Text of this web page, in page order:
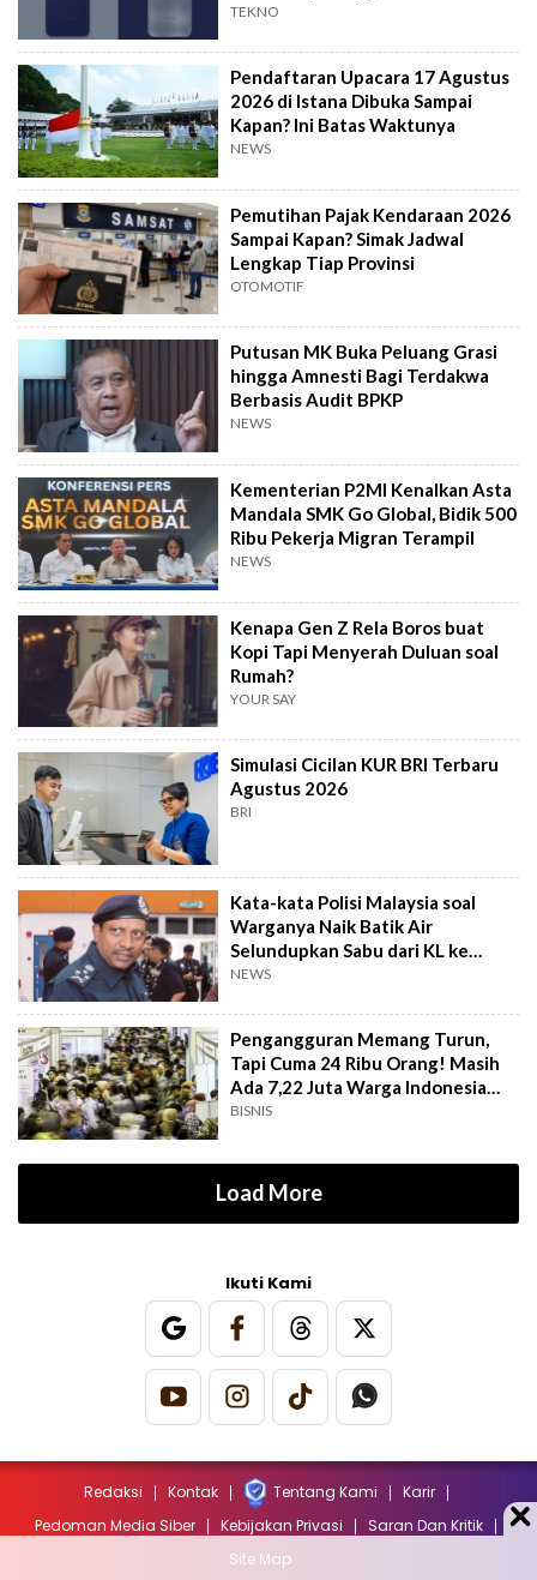
TEKNO
Pendaftaran Upacara 17 Agustus
2026 di Istana Dibuka Sampai
Kapan? Ini Batas Waktunya
NEWS
Pemutihan Pajak Kendaraan 2026
Sampai Kapan? Simak Jadwal
Lengkap Tiap Provinsi
OTOMOTIF
Putusan MK Buka Peluang Grasi
hingga Amnesti Bagi Terdakwa
Berbasis Audit BPKP
NEWS
Kementerian P2MI Kenalkan Asta
Mandala SMK Go Global, Bidik 500
Ribu Pekerja Migran Terampil
NEWS
Kenapa Gen Z Rela Boros buat
Kopi Tapi Menyerah Duluan soal
Rumah?
YOUR SAY
Simulasi Cicilan KUR BRI Terbaru
Agustus 2026
BRI
Kata-kata Polisi Malaysia soal
Warganya Naik Batik Air
Selundupkan Sabu dari KL ke
Surabaya
NEWS
Pengangguran Memang Turun,
Tapi Cuma 24 Ribu Orang! Masih
Ada 7,22 Juta Warga Indonesia
Menganggur
BISNIS
Load More
Ikuti Kami
Redaksi Kontak Tentang Kami
Karir
Pedoman Media Siber
Kebijakan Privasi
Saran Dan Kritik
Site Map